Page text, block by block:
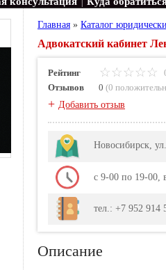
Главная » Каталог
Адвокатский кабинет
Рейтинг
Отзывов
0 (0
+ Добавить отзыв
Новосибирск,
с 9-00 по 19-00,
тел.: +7 952 914
Описание